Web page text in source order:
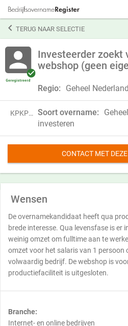
TERUG NAAR SELECTIE
Investeerder zoekt
webshop (geen
Regio: Geheel Nederland
KPKP20WXG95B Soort overname:
investeren
CONTACT MET
Wensen
De overnamekandidaat heeft qua
brede interesse. Qua levensfase is er
weinig omzet om fulltime aan te
omzet voor het salaris van 1 persoon
volwaardig bedrijf. De webshop is
productiefaciliteit is uitgesloten.
Branche:
Internet- en online bedrijven